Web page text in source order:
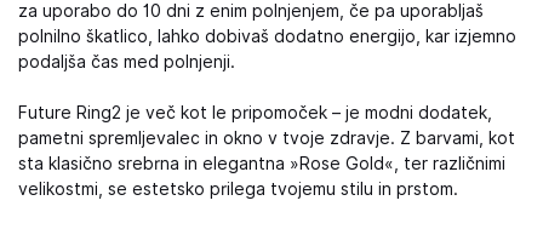
za uporabo do 10 dni z enim polnjenjem, če pa uporabljaš
polnilno škatlico, lahko dobivaš dodatno energijo, kar izjemno
podaljša čas med polnjenji.
Future Ring2 je več kot le pripomoček – je modni dodatek,
pametni spremljevalec in okno v tvoje zdravje. Z barvami, kot
sta klasično srebrna in elegantna »Rose Gold«, ter različnimi
velikostmi, se estetsko prilega tvojemu stilu in prstom.